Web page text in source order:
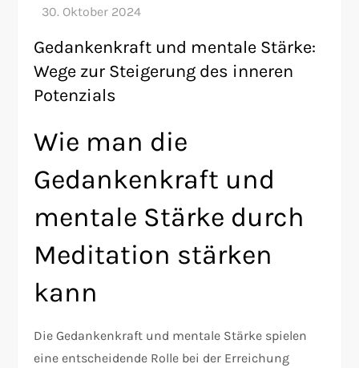
Gedankenkraft und mentale Stärke:
Wege zur Steigerung des inneren
Potenzials
Wie man die
Gedankenkraft und
mentale Stärke durch
Meditation stärken
kann
Die Gedankenkraft und mentale Stärke spielen
eine entscheidende Rolle bei der Erreichung